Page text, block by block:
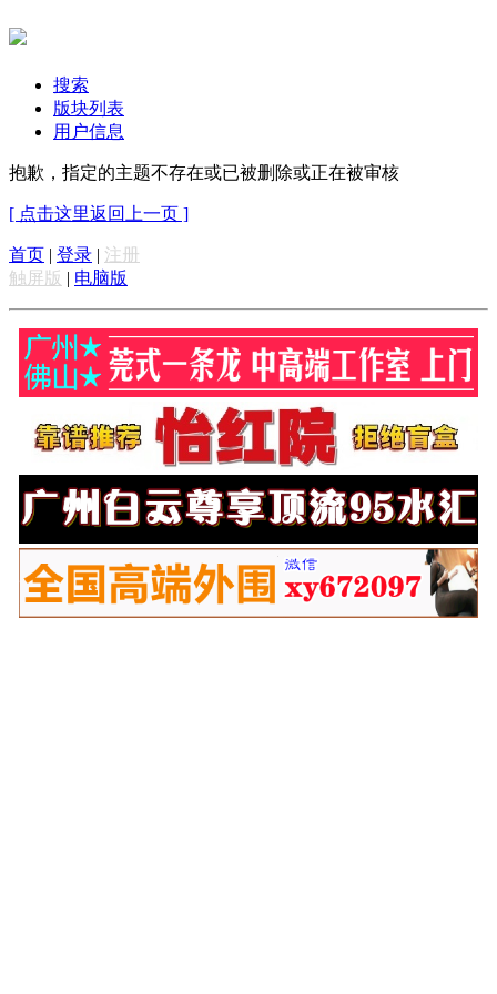
搜索
版块列表
用户信息
抱歉，指定的主题不存在或已被删除或正在被审核
[ 点击这里返回上一页 ]
首页 | 登录 | 注册
触屏版 | 电脑版